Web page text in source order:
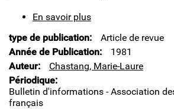
En savoir plus
pape
saint
Zacharie
Ier
Miguel
type de publication
Article de revue
Année de Publication
1981
Auteur
Chastang, Marie-Laure
Périodique
Bulletin d'informations - Association
français